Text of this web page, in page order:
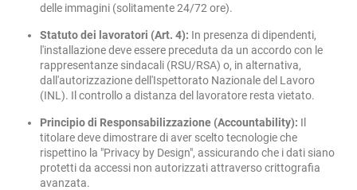
delle immagini (solitamente 24/72 ore).
Statuto dei lavoratori (Art. 4): In presenza di dipendenti,
l'installazione deve essere preceduta da un accordo con le
rappresentanze sindacali (RSU/RSA) o, in alternativa,
dall'autorizzazione dell'Ispettorato Nazionale del Lavoro
(INL). Il controllo a distanza del lavoratore resta vietato.
Principio di Responsabilizzazione (Accountability): Il
titolare deve dimostrare di aver scelto tecnologie che
rispettino la "Privacy by Design", assicurando che i dati siano
protetti da accessi non autorizzati attraverso crittografia
avanzata.